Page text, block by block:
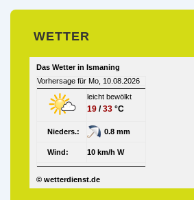
WETTER
Das Wetter in Ismaning
Vorhersage für Mo, 10.08.2026
leicht bewölkt
19 /33 °C
Nieders.: 0.8 mm
Wind: 10 km/h W
© wetterdienst.de